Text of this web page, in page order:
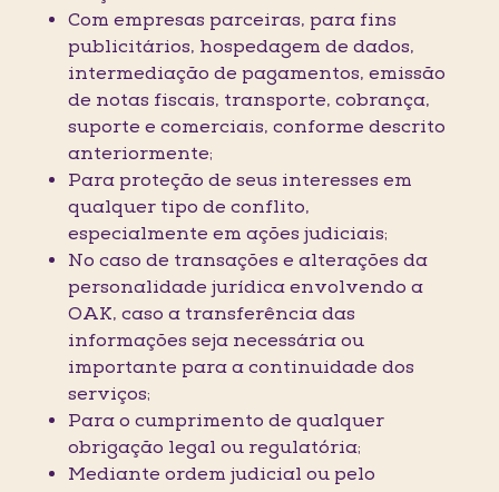
Com empresas parceiras, para fins
publicitários, hospedagem de dados,
intermediação de pagamentos, emissão
de notas fiscais, transporte, cobrança,
suporte e comerciais, conforme descrito
anteriormente;
Para proteção de seus interesses em
qualquer tipo de conflito,
especialmente em ações judiciais;
No caso de transações e alterações da
personalidade jurídica envolvendo a
OAK, caso a transferência das
informações seja necessária ou
importante para a continuidade dos
serviços;
Para o cumprimento de qualquer
obrigação legal ou regulatória;
Mediante ordem judicial ou pelo